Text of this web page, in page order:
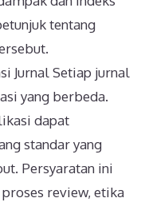
tentang
Jurnal Setiap jurnal
yang berbeda.
dapat
standar yang
Persyaratan ini
review, etika